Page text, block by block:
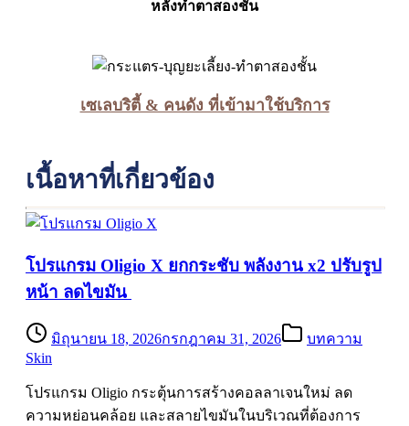
หลังทำตาสองชั้น
เซเลบริตี้ & คนดัง ที่เข้ามาใช้บริการ
เนื้อหาที่เกี่ยวข้อง
โปรแกรม Oligio X ยกกระชับ พลังงาน x2 ปรับรูป
หน้า ลดไขมัน
มิถุนายน 18, 2026กรกฎาคม 31, 2026
บทความ
Skin
โปรแกรม Oligio กระตุ้นการสร้างคอลลาเจนใหม่ ลด
ความหย่อนคล้อย และสลายไขมันในบริเวณที่ต้องการ